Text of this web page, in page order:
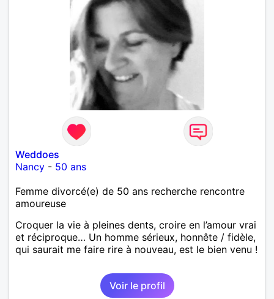
Weddoes
Nancy - 50 ans
Femme divorcé(e) de 50 ans recherche rencontre
amoureuse
Croquer la vie à pleines dents, croire en l’amour vrai
et réciproque… Un homme sérieux, honnête / fidèle,
qui saurait me faire rire à nouveau, est le bien venu !
Voir le profil